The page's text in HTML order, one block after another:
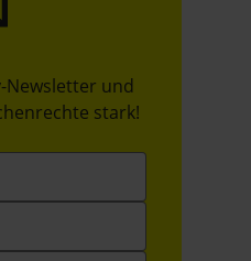
Newsletter und
stark!